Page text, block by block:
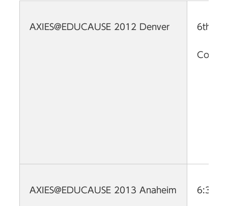
AXIES@EDUCAUSE 2012 Denver 6th
AXIES@EDUCAUSE 2013 Anaheim 6:30